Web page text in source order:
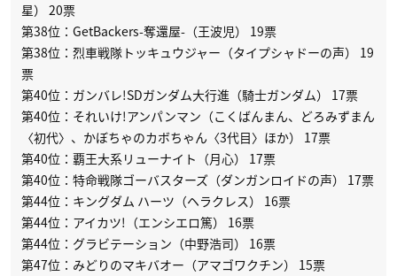
星） 20票
第38位：GetBackers-奪還屋-（王波児） 19票
第38位：烈車戦隊トッキュウジャー（タイプシャドーの声） 19
票
第40位：ガンバレ!SDガンダム大行進（騎士ガンダム） 17票
第40位：それいけ!アンパンマン（こくばんまん、どろみずまん
〈初代〉、かぼちゃのカボちゃん〈3代目〉ほか） 17票
第40位：覇王大系リューナイト（月心） 17票
第40位：特命戦隊ゴーバスターズ（ダンガンロイドの声） 17票
第44位：キングダム ハーツ（ヘラクレス） 16票
第44位：アイカツ!（エンシエロ篤） 16票
第44位：グラビテーション（中野浩司） 16票
第47位：みどりのマキバオー（アマゴワクチン） 15票